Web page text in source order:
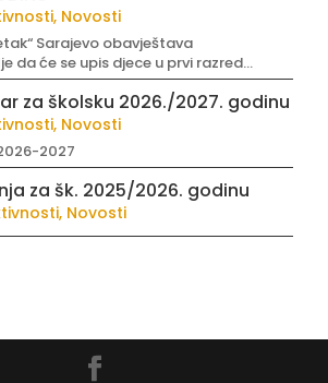
, Novosti
Sarajevo obavještava
da će se upis djece u prvi razred...
za školsku 2026./2027. godinu
, Novosti
2027
za šk. 2025/2026. godinu
, Novosti